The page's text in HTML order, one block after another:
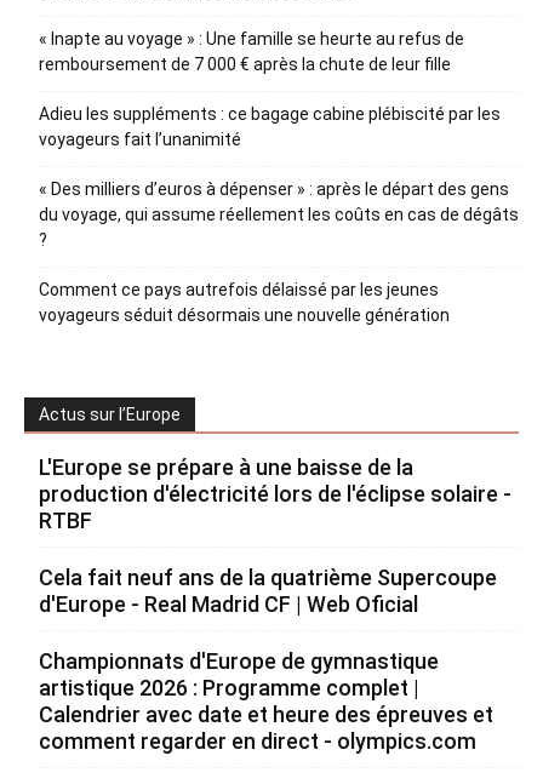
« Inapte au voyage » : Une famille se heurte au refus de
remboursement de 7 000 € après la chute de leur fille
Adieu les suppléments : ce bagage cabine plébiscité par les
voyageurs fait l’unanimité
« Des milliers d’euros à dépenser » : après le départ des gens
du voyage, qui assume réellement les coûts en cas de dégâts
?
Comment ce pays autrefois délaissé par les jeunes
voyageurs séduit désormais une nouvelle génération
Actus sur l’Europe
L'Europe se prépare à une baisse de la
production d'électricité lors de l'éclipse solaire -
RTBF
Cela fait neuf ans de la quatrième Supercoupe
d'Europe - Real Madrid CF | Web Oficial
Championnats d'Europe de gymnastique
artistique 2026 : Programme complet |
Calendrier avec date et heure des épreuves et
comment regarder en direct - olympics.com